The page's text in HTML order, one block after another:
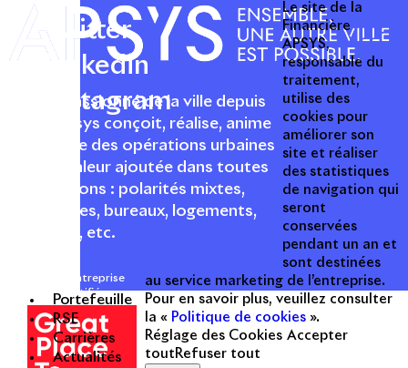
Portefeuille
RSE
Carrières
Actualités
Acteur passionné de la ville depuis
1996, Apsys conçoit, réalise, anime
et valorise des opérations urbaines
à forte valeur ajoutée dans toutes
les fonctions : polarités mixtes,
commerces, bureaux, logements,
hôtellerie, etc.
Une entreprise
certifiée
Twitter
Linkedin
Instagram
Le site de la
Financière
APSYS,
responsable du
traitement,
utilise des
cookies pour
améliorer son
site et réaliser
des statistiques
de navigation qui
seront
conservées
pendant un an et
sont destinées
au service marketing de l’entreprise.
Pour en savoir plus, veuillez consulter
la « Politique de cookies ».
Réglage des Cookies Accepter
tout Refuser tout